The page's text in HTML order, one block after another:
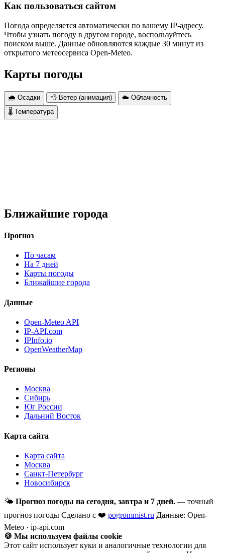
Как пользоваться сайтом
Погода определяется автоматически по вашему IP-адресу.
Чтобы узнать погоду в другом городе, воспользуйтесь
поиском выше. Данные обновляются каждые 30 минут из
открытого метеосервиса Open-Meteo.
Карты погоды
🌧 Осадки 💨 Ветер (анимация)
☁️ Облачность
🌡 Температура
Ближайшие города
Прогноз
По часам
На 7 дней
Карты погоды
Ближайшие города
Данные
Open-Meteo API
IP-API.com
IPInfo.io
OpenWeatherMap
Регионы
Москва
Сибирь
Юг России
Дальний Восток
Карта сайта
Карта сайта
Москва
Санкт-Петербург
Новосибирск
🌤 Прогноз погоды на сегодня, завтра и 7 дней. — точный
прогноз погоды Сделано с ❤️ pogrommist.ru Данные: Open-
Meteo · ip-api.com
🍪 Мы используем файлы cookie
Этот сайт использует куки и аналогичные технологии для